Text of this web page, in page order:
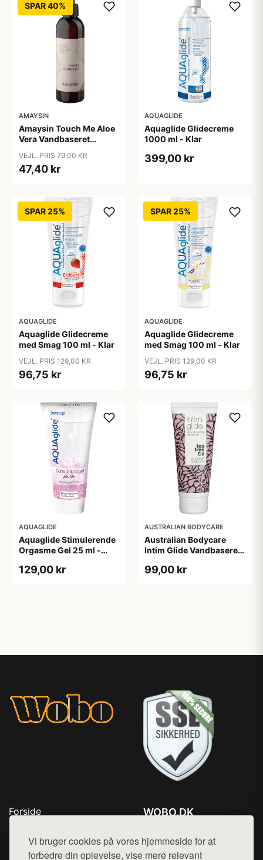
Vi bruger cookies på vores hjemmeside for at
forbedre din oplevelse, vise mere relevant
SPAR 40%
AMAYSIN
Amaysin Touch Me Aloe
Vera Vandbaseret
Klar
VEJL. PRIS 79,00 KR
47,40 kr
AQUAGLIDE
Aquaglide Glidecreme
1000 ml - Klar
399,00 kr
SPAR 25%
AQUAGLIDE
Aquaglide Glidecreme
med Smag 100 ml - Klar
VEJL. PRIS 129,00 KR
96,75 kr
SPAR 25%
AQUAGLIDE
Aquaglide Glidecreme
med Smag 100 ml - Klar
VEJL. PRIS 129,00 KR
96,75 kr
AQUAGLIDE
Aquaglide Stimulerende
Orgasme Gel 25 ml -
129,00 kr
AUSTRALIAN BODYCARE
Australian Bodycare
Intim Glide Vandbaseret
99,00 kr
Forside
Top Rabatter
Kontakt
WOBO.DK
Mail: hej@want.dk